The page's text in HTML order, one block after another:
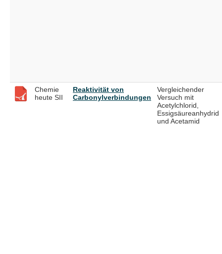
Chemie
heute SII
Reaktivität von
Carbonylverbindungen
Vergleichender
Versuch mit
Acetylchlorid,
Essigsäureanhydrid
und Acetamid